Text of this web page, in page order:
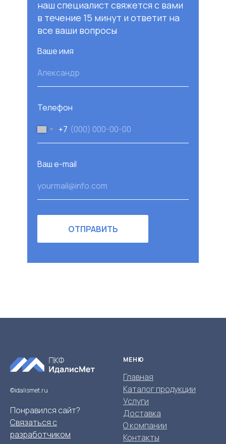
Ваше имя
Телефон
+7
Ваш e-mail
ОТПРАВИТЬ
наш специалист свяжется с вами
в течение 15 минут и ответит на
все ваши вопросы
©idalismet.ru
Понравился сайт?
Связаться с
разработчиком
МЕНЮ
Главная
Каталог продукции
Услуги
Доставка
О компании
Контакты